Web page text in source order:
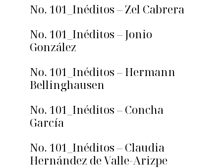
No. 101_Inéditos – Zel Cabrera
No. 101_Inéditos – Jonio
González
No. 101_Inéditos – Hermann
Bellinghausen
No. 101_Inéditos – Concha
García
No. 101_Inéditos – Claudia
Hernández de Valle-Arizpe